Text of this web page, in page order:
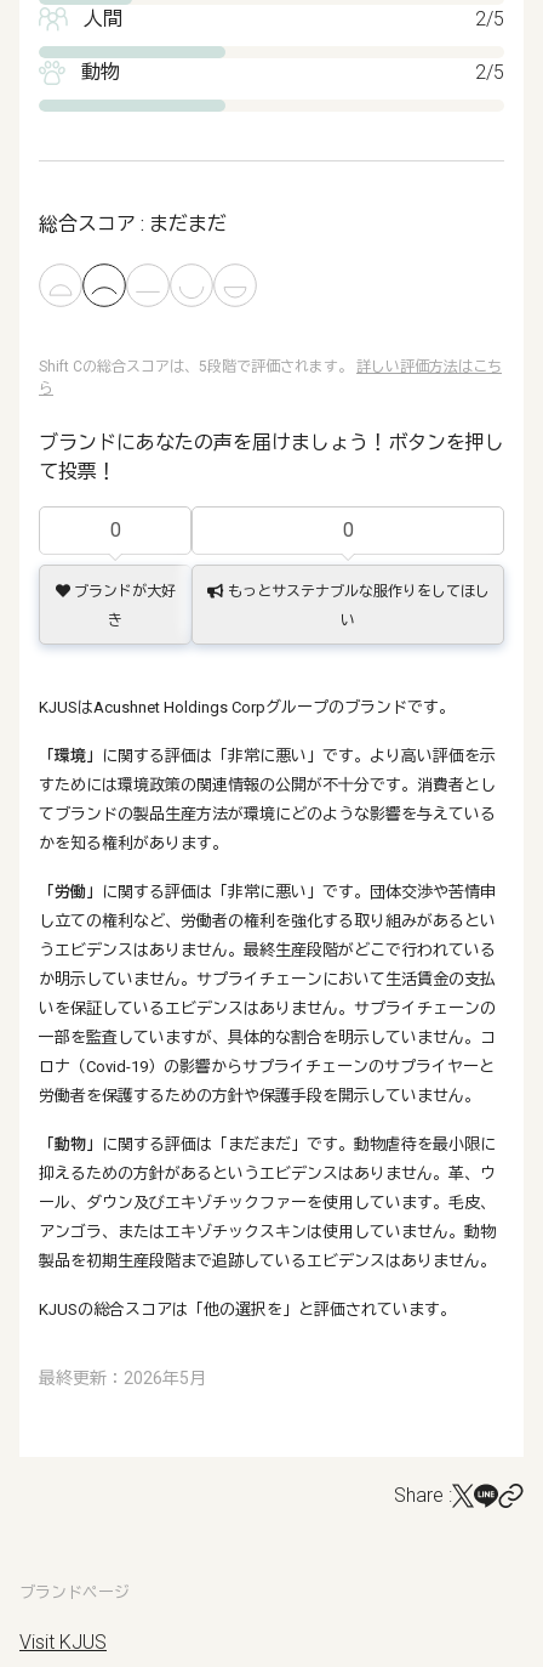
人間 2/5
動物 2/5
総合スコア : まだまだ
Shift Cの総合スコアは、5段階で評価されます。 詳しい評価方法はこち
ら
ブランドにあなたの声を届けましょう！ボタンを押し
て投票！
0
ブランドが大好
き
0
もっとサステナブルな服作りをしてほし
い
KJUSはAcushnet Holdings Corpグループのブランドです。
「環境」
に関する評価は「非常に悪い」です。より高い評価を示
すためには環境政策の関連情報の公開が不十分です。消費者とし
てブランドの製品生産方法が環境にどのような影響を与えている
かを知る権利があります。
「労働」
に関する評価は「非常に悪い」です。団体交渉や苦情申
し立ての権利など、労働者の権利を強化する取り組みがあるとい
うエビデンスはありません。最終生産段階がどこで行われている
か明示していません。サプライチェーンにおいて生活賃金の支払
いを保証しているエビデンスはありません。サプライチェーンの
一部を監査していますが、具体的な割合を明示していません。コ
ロナ（Covid-19）の影響からサプライチェーンのサプライヤーと
労働者を保護するための方針や保護手段を開示していません。
「動物」
に関する評価は「まだまだ」です。動物虐待を最小限に
抑えるための方針があるというエビデンスはありません。革、ウ
ール、ダウン及びエキゾチックファーを使用しています。毛皮、
アンゴラ、またはエキゾチックスキンは使用していません。動物
製品を初期生産段階まで追跡しているエビデンスはありません。
KJUSの総合スコアは「他の選択を」と評価されています。
最終更新：2026年5月
Share :
ブランドページ
Visit KJUS